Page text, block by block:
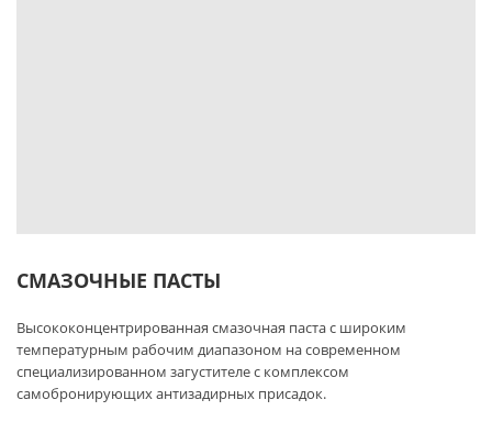
СМАЗОЧНЫЕ ПАСТЫ
Высококонцентрированная смазочная паста с широким
температурным рабочим диапазоном на современном
специализированном загустителе с комплексом
самобронирующих антизадирных присадок.